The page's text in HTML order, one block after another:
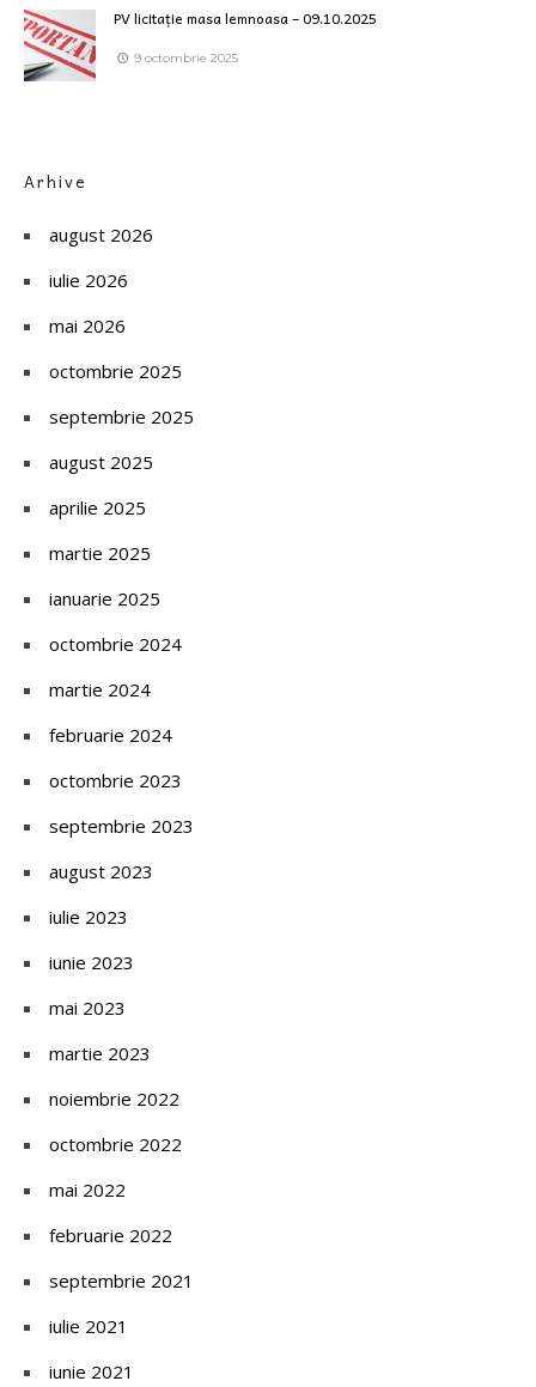
PV licitație masa lemnoasa – 09.10.2025
9 octombrie 2025
Arhive
august 2026
iulie 2026
mai 2026
octombrie 2025
septembrie 2025
august 2025
aprilie 2025
martie 2025
ianuarie 2025
octombrie 2024
martie 2024
februarie 2024
octombrie 2023
septembrie 2023
august 2023
iulie 2023
iunie 2023
mai 2023
martie 2023
noiembrie 2022
octombrie 2022
mai 2022
februarie 2022
septembrie 2021
iulie 2021
iunie 2021